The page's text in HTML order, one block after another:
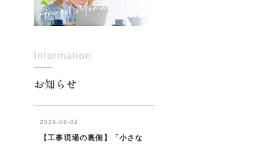
東村山市
練馬区
Information
お知らせ